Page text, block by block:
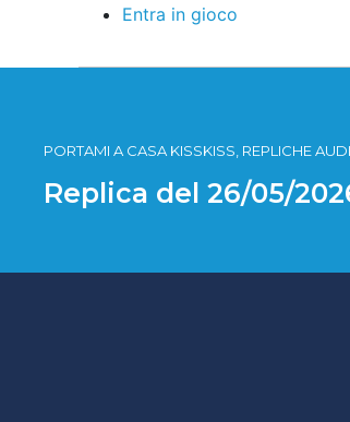
Entra in gioco
PORTAMI A CASA KISSKISS, REPLICHE
Replica del 26/05/